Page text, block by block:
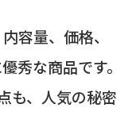
容量、価格、
秀な商品です。
も、人気の秘密